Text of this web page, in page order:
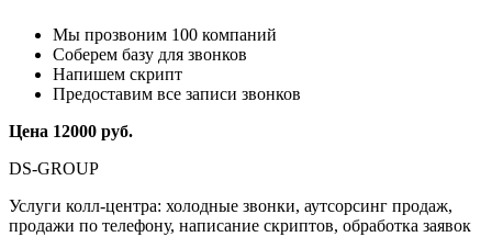
Мы прозвоним 100 компаний
Соберем базу для звонков
Напишем скрипт
Предоставим все записи звонков
Цена 12000 руб.
DS-GROUP
Услуги колл‑центра: холодные звонки, аутсорсинг продаж,
продажи по телефону, написание скриптов, обработка заявок